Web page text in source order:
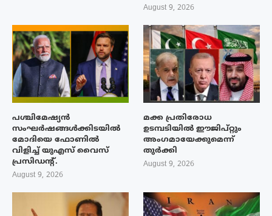
August 9, 2026
പശ്ചിമേഷ്യന്‍
സംഘര്‍ഷങ്ങള്‍ക്കിടയിൽ
മോദിയെ ഫോണില്‍
വിളിച്ച് യുഎസ് വൈസ്
പ്രസിഡന്റ്.
August 9, 2026
മക്ക പ്രതിരോധ
ഉടമ്പടിയിൽ ഈജിപ്റ്റും
അംഗമായേക്കുമെന്ന്
തുർക്കി
August 9, 2026